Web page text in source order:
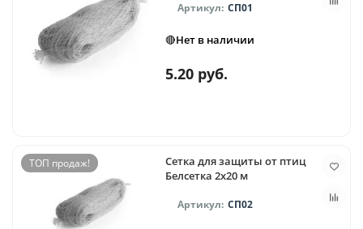
СП01
🔴Нет в наличии
5.20 руб.
ТОП продаж!
Сетка для защиты от птиц
Белсетка 2x20 м
СП02